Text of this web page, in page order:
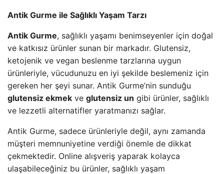
Antik Gurme ile Sağlıklı Yaşam Tarzı
Antik Gurme, sağlıklı yaşamı benimseyenler için doğal
ve katkısız ürünler sunan bir markadır. Glutensiz,
ketojenik ve vegan beslenme tarzlarına uygun
ürünleriyle, vücudunuzu en iyi şekilde beslemeniz için
gereken her şeyi sunar. Antik Gurme’nin sunduğu
glutensiz ekmek ve glutensiz un gibi ürünler, sağlıklı
ve lezzetli alternatifler yaratmanızı sağlar.
Antik Gurme, sadece ürünleriyle değil, aynı zamanda
müşteri memnuniyetine verdiği önemle de dikkat
çekmektedir. Online alışveriş yaparak kolayca
ulaşabileceğiniz bu ürünler, sağlıklı yaşam